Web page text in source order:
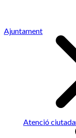
Ajuntament
Atenció